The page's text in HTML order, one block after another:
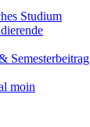
Studium
Semesterbeitrag
moin